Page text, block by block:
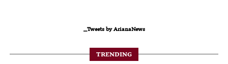
Tweets by ArianaNews_
TRENDING